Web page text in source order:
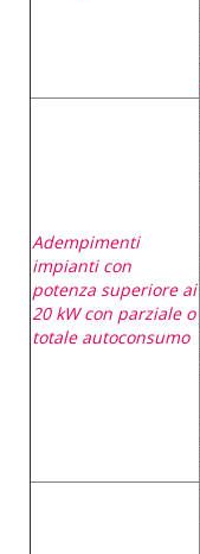
Adempimenti
impianti con
potenza superiore ai
20 kW con parziale o
totale autoconsumo